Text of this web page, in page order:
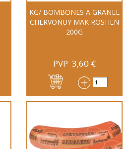
KG/ BOMBONES A GRANEL
CHERVONUY MAK ROSHEN
200G
PVP 3,60 €